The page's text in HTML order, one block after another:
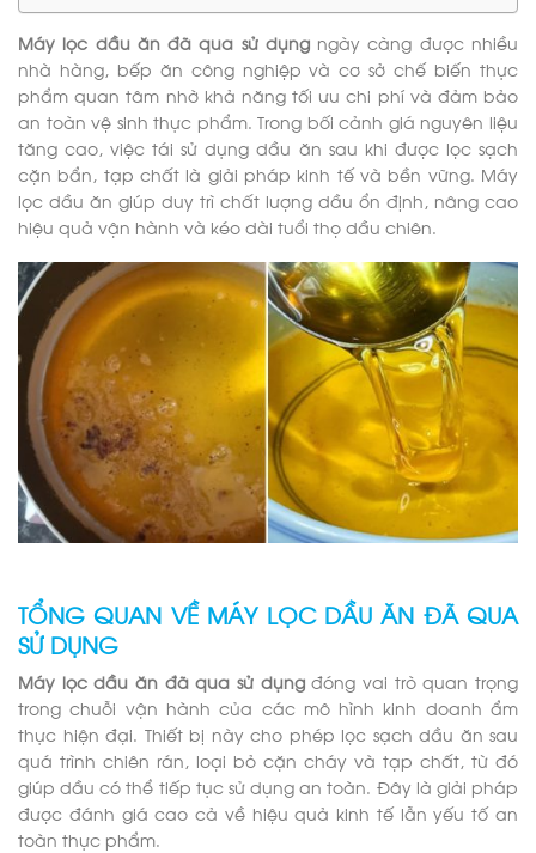
Máy lọc dầu ăn đã qua sử dụngngày càng được nhiều
nhà hàng, bếp ăn công nghiệp và cơ sở chế biến thực
phẩm quan tâm nhờ khả năng tối ưu chi phí và đảm bảo
an toàn vệ sinh thực phẩm. Trong bối cảnh giá nguyên liệu
tăng cao, việc tái sử dụng dầu ăn sau khi được lọc sạch
cặn bẩn, tạp chất là giải pháp kinh tế và bền vững. Máy
lọc dầu ăn giúp duy trì chất lượng dầu ổn định, nâng cao
hiệu quả vận hành và kéo dài tuổi thọ dầu chiên.
TỔNG QUAN VỀ MÁY LỌC DẦU ĂN ĐÃ QUA
SỬ DỤNG
Máy lọc dầu ăn đã qua sử dụngđóng vai trò quan trọng
trong chuỗi vận hành của các mô hình kinh doanh ẩm
thực hiện đại. Thiết bị này cho phép lọc sạch dầu ăn sau
quá trình chiên rán, loại bỏ cặn cháy và tạp chất, từ đó
giúp dầu có thể tiếp tục sử dụng an toàn. Đây là giải pháp
được đánh giá cao cả về hiệu quả kinh tế lẫn yếu tố an
toàn thực phẩm.